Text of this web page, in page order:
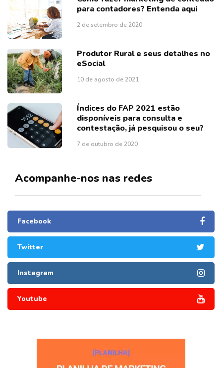
para contadores? Entenda aqui
2 de setembro de 2020
Produtor Rural e seus detalhes no
eSocial
10 de agosto de 2021
Índices do FAP 2021 estão
disponíveis para consulta e
contestação, já pesquisou o seu?
7 de outubro de 2020
Acompanhe-nos nas redes
Facebook
Twitter
Instagram
Youtube